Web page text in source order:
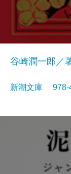
谷崎潤一郎／
新潮文庫